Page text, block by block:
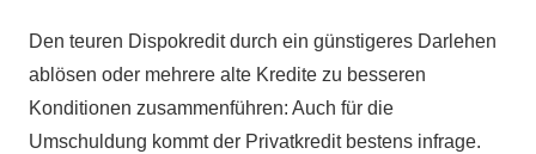
Den teuren Dispokredit durch ein günstigeres Darlehen
ablösen oder mehrere alte Kredite zu besseren
Konditionen zusammenführen: Auch für die
Umschuldung kommt der Privatkredit bestens infrage.